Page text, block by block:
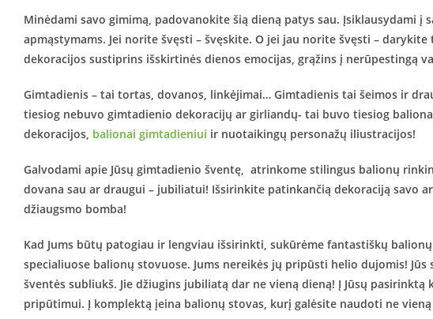
Minėdami savo gimimą, padovanokite šią dieną patys sau. Įsiklausydami
apmąstymams. Jei norite švęsti – švęskite. O jei jau norite švęsti –
dekoracijos sustiprins išskirtinės dienos emocijas, grąžins į nerūpestingą
Gimtadienis – tai tortas, dovanos, linkėjimai… Gimtadienis tai šeimos ir
tiesiog nebuvo gimtadienio dekoracijų ar girliandų- tai buvo tiesiog
dekoracijos, balionai gimtadieniui ir nuotaikingų personažų iliustracijos!
Galvodami apie Jūsų gimtadienio šventę, atrinkome stilingus balionų
dovana sau ar draugui – jubiliatui! Išsirinkite patinkančią dekoraciją savo
džiaugsmo bomba!
Kad Jums būtų patogiau ir lengviau išsirinkti, sukūrėme fantastiškų
specialiuose balionų stovuose. Jums nereikės jų pripūsti helio dujomis!
šventės subliukš. Jie džiugins jubiliatą dar ne vieną dieną! Į Jūsų
pripūtimui. Į komplektą įeina balionų stovas, kurį galėsite naudoti ne